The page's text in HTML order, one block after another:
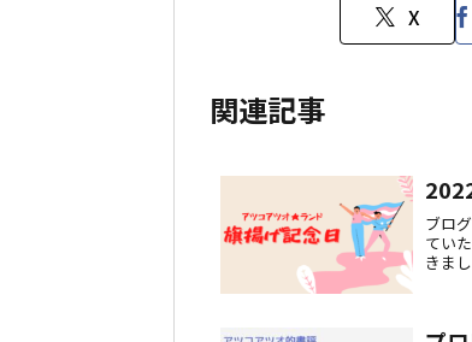
X
関連記事
ブロ
てい
きま